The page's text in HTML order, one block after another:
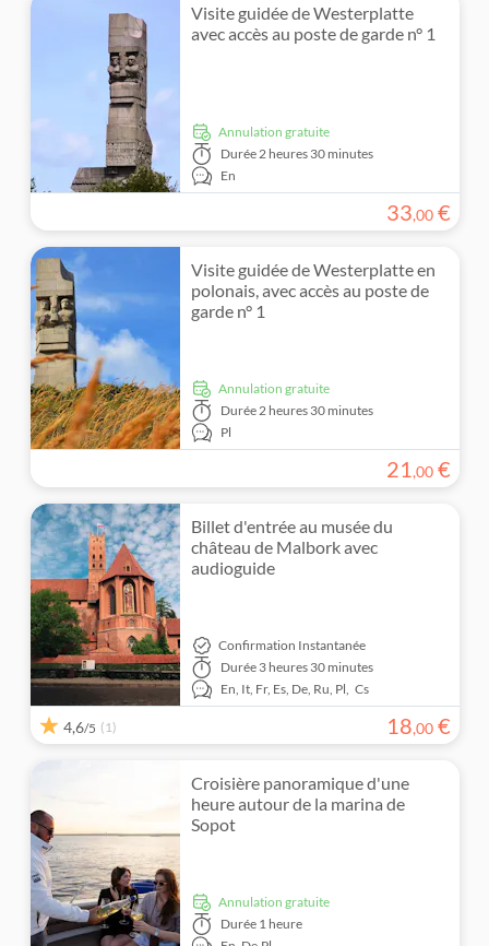
Visite guidée de Westerplatte
avec accès au poste de garde n° 1
Annulation gratuite
Durée2 heures 30 minutes
En
33,00 €
Visite guidée de Westerplatte en
polonais, avec accès au poste de
garde n° 1
Annulation gratuite
Durée2 heures 30 minutes
Pl
21 ,00 €
Billet d'entrée au musée du
château de Malbork avec
audioguide
Confirmation Instantanée
Durée 3 heures 30 minutes
En, It, Fr, Es, De, Ru, Pl, Cs
4,6/5 (1) 18,00 €
Croisière panoramique d'une
heure autour de la marina de
Sopot
Annulation gratuite
Durée 1 heure